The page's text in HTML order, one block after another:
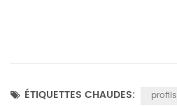
ÉTIQUETTES CHAUDES: